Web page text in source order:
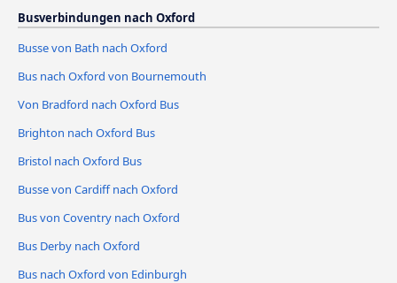
Busverbindungen nach Oxford
Busse von Bath nach Oxford
Bus nach Oxford von Bournemouth
Von Bradford nach Oxford Bus
Brighton nach Oxford Bus
Bristol nach Oxford Bus
Busse von Cardiff nach Oxford
Bus von Coventry nach Oxford
Bus Derby nach Oxford
Bus nach Oxford von Edinburgh